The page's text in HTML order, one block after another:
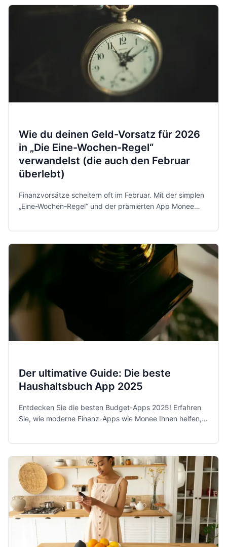
Wie du deinen Geld-Vorsatz für 2026
in „Die Eine-Wochen-Regel“
verwandelst (die auch den Februar
überlebt)
Finanzvorsätze scheitern oft im Februar. Mit der simplen
„Eine-Wochen-Regel“ und der prämierten App Monee
Der ultimative Guide: Die beste
Haushaltsbuch App 2025
Entdecken Sie die besten Budget-Apps 2025! Erfahren
Sie, wie moderne Finanz-Apps wie Monee Ihnen helfen,